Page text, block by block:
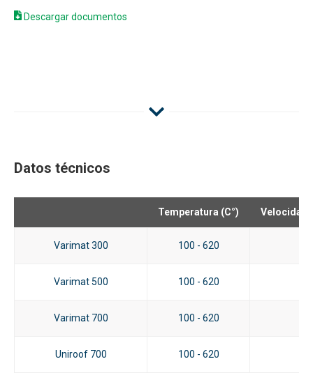
Descargar documentos
Datos técnicos
Temperatura (C°) Velocidad
Varimat 300 100 - 620
Varimat 500 100 - 620
Varimat 700 100 - 620
Uniroof 700 100 - 620